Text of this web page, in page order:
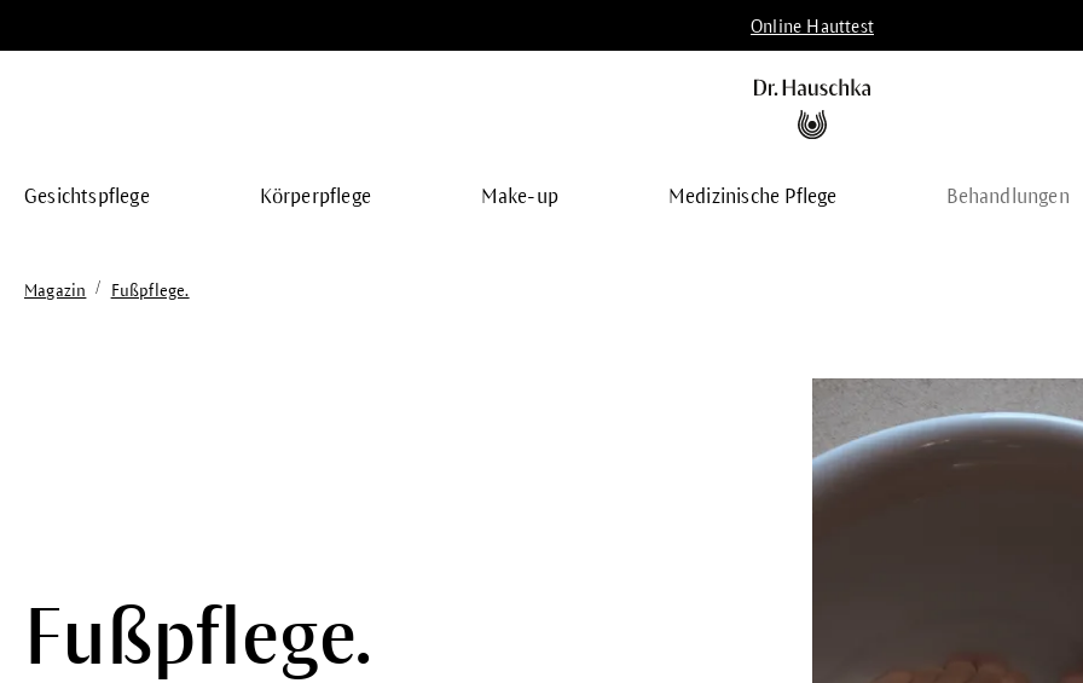
Online Hauttest
Gesichtspflege Körperpflege Make-up Medizinische Pflege Behandlungen
Magazin / Fußpflege.
Fußpflege.